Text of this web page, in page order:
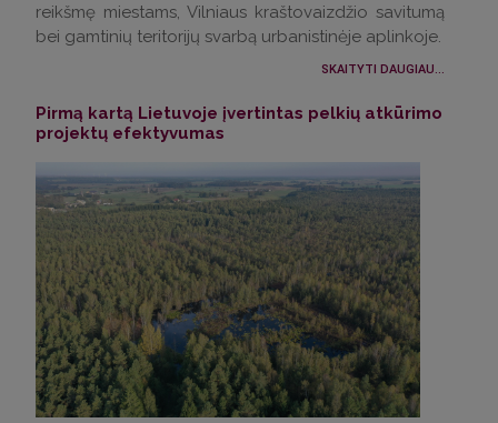
reikšmę miestams, Vilniaus kraštovaizdžio savitumą
bei gamtinių teritorijų svarbą urbanistinėje aplinkoje.
SKAITYTI DAUGIAU...
Pirmą kartą Lietuvoje įvertintas pelkių atkūrimo
projektų efektyvumas